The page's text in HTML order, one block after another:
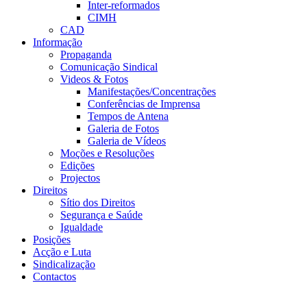
Inter-reformados
CIMH
CAD
Informação
Propaganda
Comunicação Sindical
Videos & Fotos
Manifestações/Concentrações
Conferências de Imprensa
Tempos de Antena
Galeria de Fotos
Galeria de Vídeos
Moções e Resoluções
Edições
Projectos
Direitos
Sítio dos Direitos
Segurança e Saúde
Igualdade
Posições
Acção e Luta
Sindicalização
Contactos